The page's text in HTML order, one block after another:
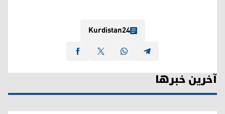
Kurdistan24
آخرین خبرها